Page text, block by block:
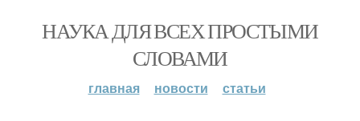
НАУКА ДЛЯ ВСЕХ ПРОСТЫМИ
СЛОВАМИ
главная новости статьи